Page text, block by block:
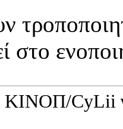
στο
ΚΙΝOΠ/CyLii